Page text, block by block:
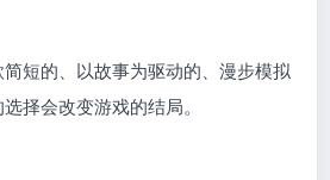
简短的、以故事为驱动的、漫步模拟
择会改变游戏的结局。